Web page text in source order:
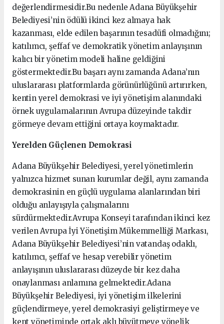
değerlendirmesidir.Bu nedenle Adana Büyükşehir
Belediyesi’nin ödülü ikinci kez almaya hak
kazanması, elde edilen başarının tesadüfi olmadığını;
katılımcı, şeffaf ve demokratik yönetim anlayışının
kalıcı bir yönetim modeli haline geldiğini
göstermektedir.Bu başarı aynı zamanda Adana’nın
uluslararası platformlarda görünürlüğünü artırırken,
kentin yerel demokrasi ve iyi yönetişim alanındaki
örnek uygulamalarının Avrupa düzeyinde takdir
görmeye devam ettiğini ortaya koymaktadır.
Yerelden Güçlenen Demokrasi
Adana Büyükşehir Belediyesi, yerel yönetimlerin
yalnızca hizmet sunan kurumlar değil, aynı zamanda
demokrasinin en güçlü uygulama alanlarından biri
olduğu anlayışıyla çalışmalarını
sürdürmektedir.Avrupa Konseyi tarafından ikinci kez
verilen Avrupa İyi Yönetişim Mükemmelliği Markası,
Adana Büyükşehir Belediyesi’nin vatandaş odaklı,
katılımcı, şeffaf ve hesap verebilir yönetim
anlayışının uluslararası düzeyde bir kez daha
onaylanması anlamına gelmektedir.Adana
Büyükşehir Belediyesi, iyi yönetişim ilkelerini
güçlendirmeye, yerel demokrasiyi geliştirmeye ve
kent yönetiminde ortak aklı büyütmeye yönelik